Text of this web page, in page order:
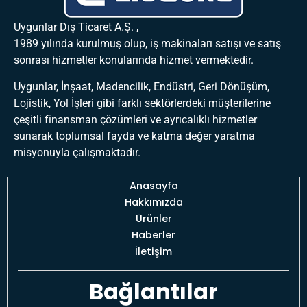
Uygunlar Dış Ticaret A.Ş. ,
1989 yılında kurulmuş olup, iş makinaları satışı ve satış
sonrası hizmetler konularında hizmet vermektedir.
Uygunlar, İnşaat, Madencilik, Endüstri, Geri Dönüşüm,
Lojistik, Yol İşleri gibi farklı sektörlerdeki müşterilerine
çeşitli finansman çözümleri ve ayrıcalıklı hizmetler
sunarak toplumsal fayda ve katma değer yaratma
misyonuyla çalışmaktadır.
Anasayfa
Hakkımızda
Ürünler
Haberler
İletişim
Bağlantılar